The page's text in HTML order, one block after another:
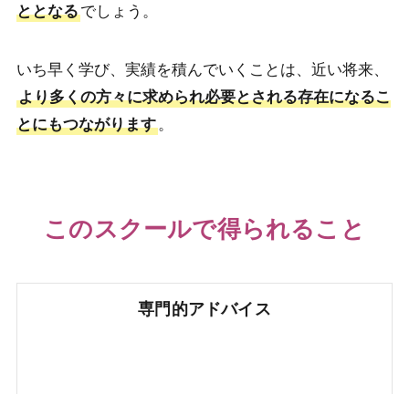
ととなるでしょう。
いち早く学び、実績を積んでいくことは、近い将来、
より多くの方々に求められ必要とされる存在になるこ
とにもつながります。
このスクールで得られること
専門的アドバイス